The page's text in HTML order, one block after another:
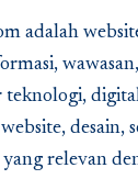
adalah
teknologi,
desain,
relevan